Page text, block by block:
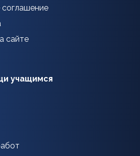
соглашение
сайте
учащимся